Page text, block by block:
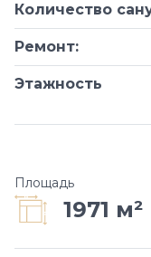
Количество
Ремонт:
Этажность
Площадь
1971 м²